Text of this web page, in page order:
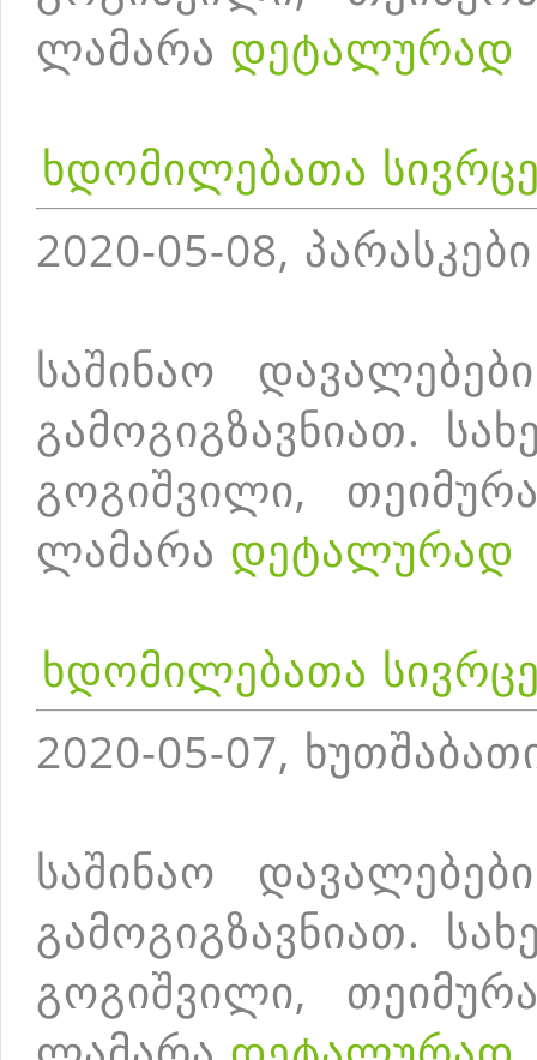
ლამარა დეტალურად
ხდომილებათა
2020-05-08, პარასკები
საშინაო
გამოგიგზავნიათ.
გოგიშვილი,
ლამარა დეტალურად
ხდომილებათა
2020-05-07,
საშინაო
გამოგიგზავნიათ.
გოგიშვილი,